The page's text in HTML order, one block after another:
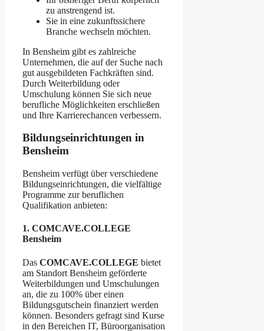
zu anstrengend ist.​
Sie in eine zukunftssichere
Branche wechseln möchten.​
In Bensheim gibt es zahlreiche
Unternehmen, die auf der Suche nach
gut ausgebildeten Fachkräften sind.
Durch Weiterbildung oder
Umschulung können Sie sich neue
berufliche Möglichkeiten erschließen
und Ihre Karrierechancen verbessern.​
Bildungseinrichtungen in
Bensheim
Bensheim verfügt über verschiedene
Bildungseinrichtungen, die vielfältige
Programme zur beruflichen
Qualifikation anbieten:​
1. COMCAVE.COLLEGE
Bensheim
Das COMCAVE.COLLEGE bietet
am Standort Bensheim geförderte
Weiterbildungen und Umschulungen
an, die zu 100% über einen
Bildungsgutschein finanziert werden
können. Besonders gefragt sind Kurse
in den Bereichen IT, Büroorganisation